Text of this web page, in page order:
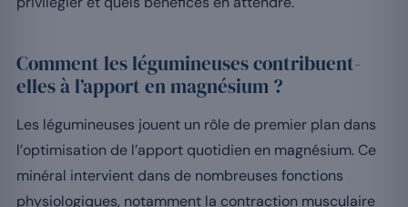
Comment les légumineuses contribuent-
elles à l’apport en magnésium ?
Les légumineuses jouent un rôle de premier plan dans
l’optimisation de l’apport quotidien en magnésium. Ce
minéral intervient dans de nombreuses fonctions
physiologiques, notamment la contraction musculaire